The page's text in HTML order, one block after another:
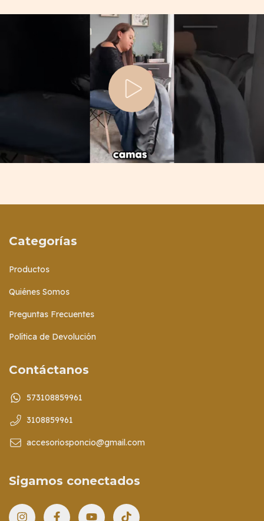
Categorías
Productos
Quiénes Somos
Preguntas Frecuentes
Política de Devolución
Contáctanos
573108859961
3108859961
accesoriosponcio@gmail.com
Sigamos conectados